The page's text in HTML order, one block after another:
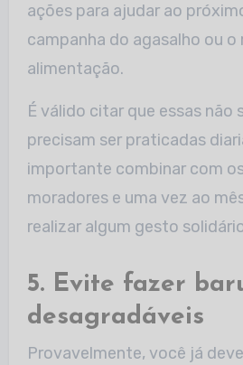
ações para ajudar ao
campanha do agasalho ou o
alimentação.
É válido citar que essas não
precisam ser praticadas
importante combinar com
moradores e uma vez ao
realizar algum gesto
5. Evite fazer
desagradáveis
Provavelmente, você já